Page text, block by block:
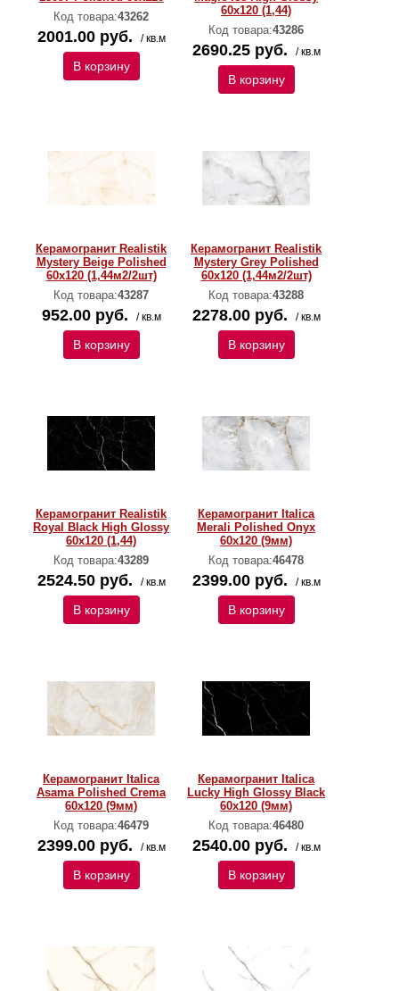
Код товара:43262
2001.00 руб. / кв.м
В корзину
60х120 (1,44)
Код товара:43286
2690.25 руб. / кв.м
В корзину
Керамогранит Realistik
Mystery Beige Polished
60х120 (1,44м2/2шт)
Код товара:43287
952.00 руб. / кв.м
В корзину
Керамогранит Realistik
Mystery Grey Polished
60х120 (1,44м2/2шт)
Код товара:43288
2278.00 руб. / кв.м
В корзину
Керамогранит Realistik
Royal Black High Glossy
60х120 (1,44)
Код товара:43289
2524.50 руб. / кв.м
В корзину
Керамогранит Italica
Merali Polished Onyx
60х120 (9мм)
Код товара:46478
2399.00 руб. / кв.м
В корзину
Керамогранит Italica
Asama Polished Crema
60х120 (9мм)
Код товара:46479
2399.00 руб. / кв.м
В корзину
Керамогранит Italica
Lucky High Glossy Black
60х120 (9мм)
Код товара:46480
2540.00 руб. / кв.м
В корзину